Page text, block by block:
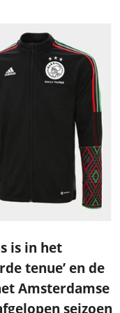
is in het
tenue’ en de
Amsterdamse
seizoen